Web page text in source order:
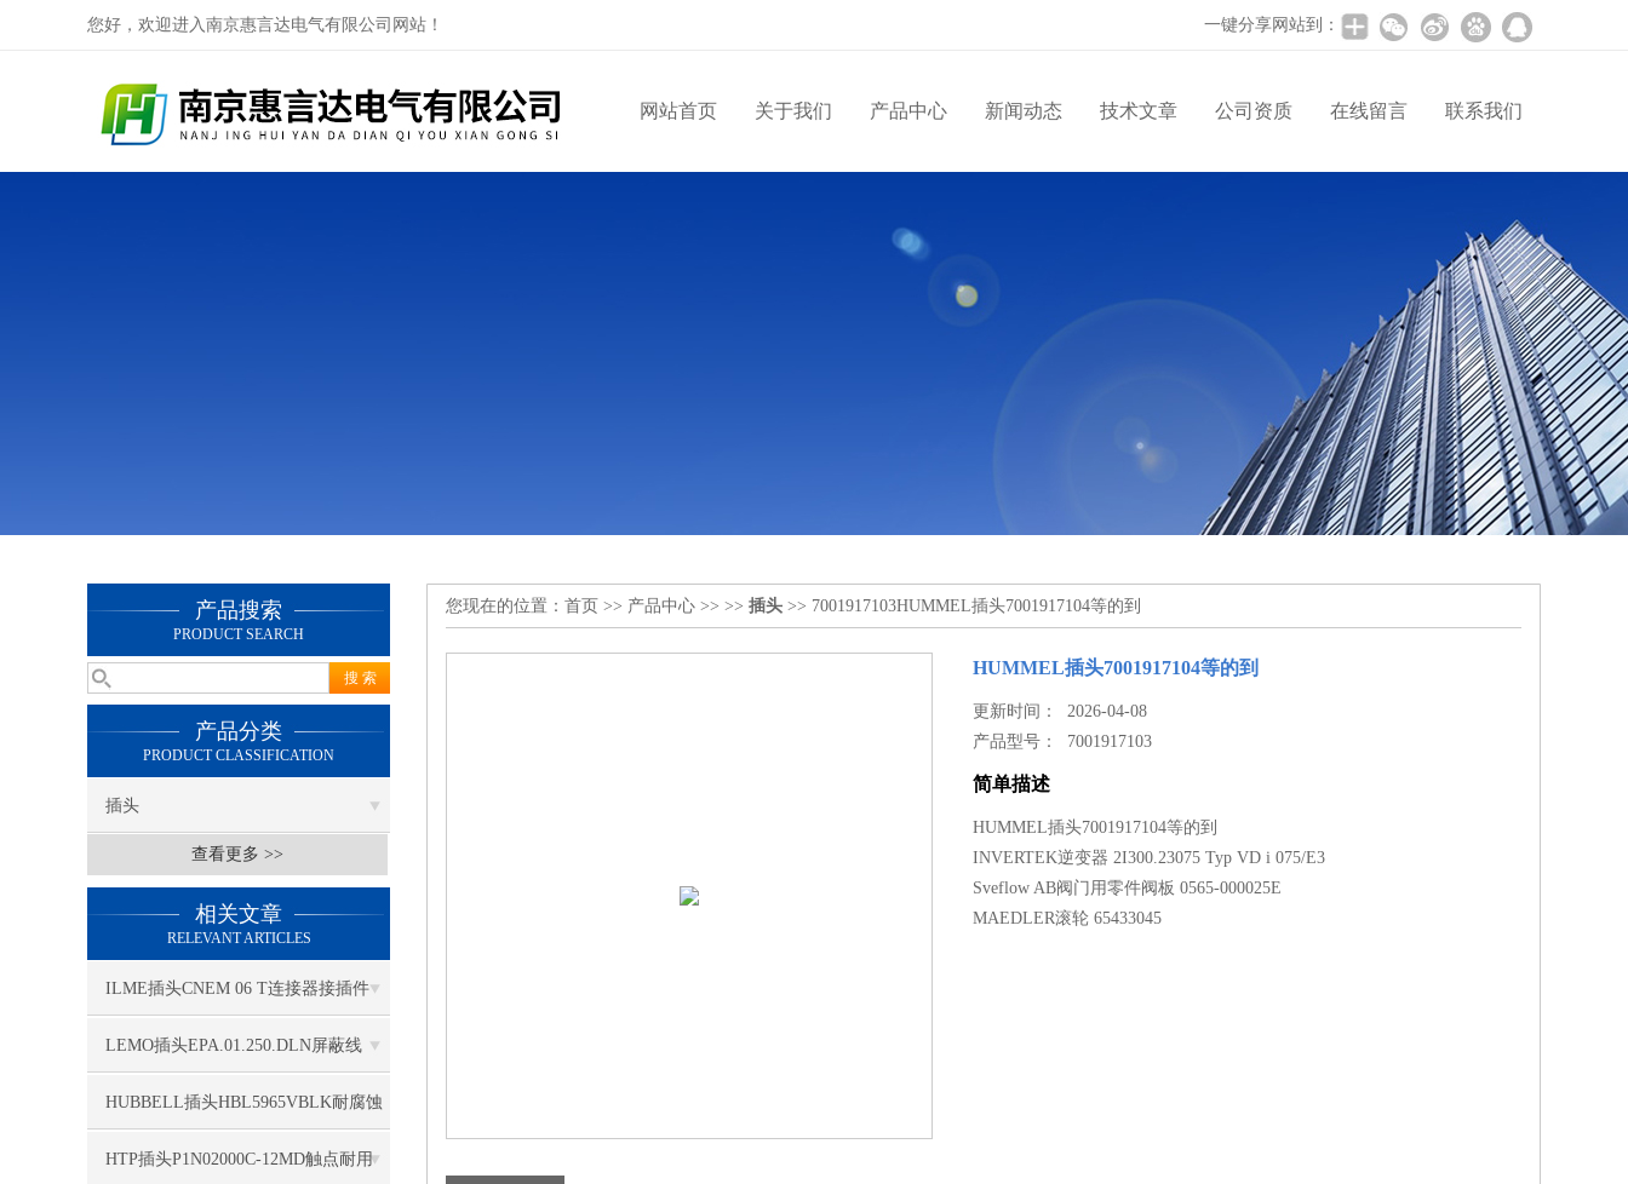
您好，欢迎进入南京惠言达电气有限公司网站！ 一键分享网站到：
网站首页 关于我们 产品中心 新闻动态 技术文章 公司资质 在线留言 联系我们
产品搜索
PRODUCT SEARCH
产品分类
PRODUCT CLASSIFICATION
插头
查看更多 >>
相关文章
RELEVANT ARTICLES
ILME插头CNEM 06 T连接器接插件
LEMO插头EPA.01.250.DLN屏蔽线
HUBBELL插头HBL5965VBLK耐腐蚀
HTP插头P1N02000C-12MD触点耐用
您现在的位置： 首页 >> 产品中心 >> >> 插头 >> 7001917103HUMMEL插头7001917104等的到
HUMMEL插头7001917104等的到
更新时间： 2026-04-08
产品型号： 7001917103
简单描述
HUMMEL插头7001917104等的到
INVERTEK逆变器 2I300.23075 Typ VD i 075/E3
Sveflow AB阀门用零件阀板 0565-000025E
MAEDLER滚轮 65433045